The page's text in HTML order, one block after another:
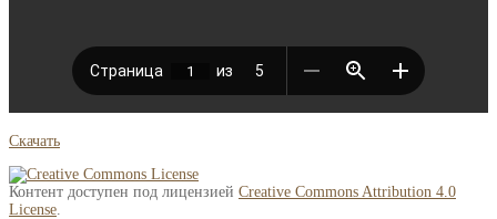
Скачать
Контент доступен под лицензией Creative Commons Attribution 4.0
License